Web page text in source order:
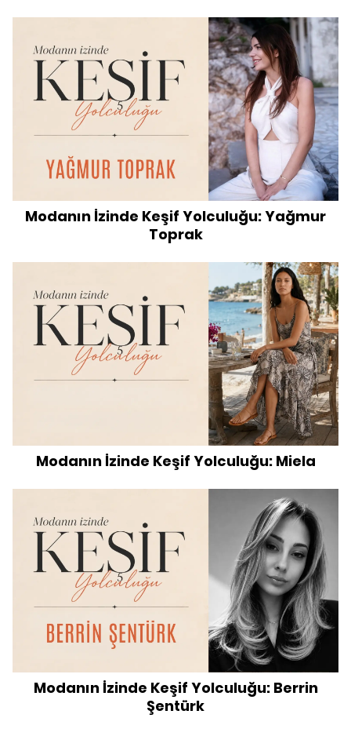
Modanın İzinde Keşif Yolculuğu: Yağmur
Toprak
Modanın İzinde Keşif Yolculuğu: Miela
Modanın İzinde Keşif Yolculuğu: Berrin
Şentürk